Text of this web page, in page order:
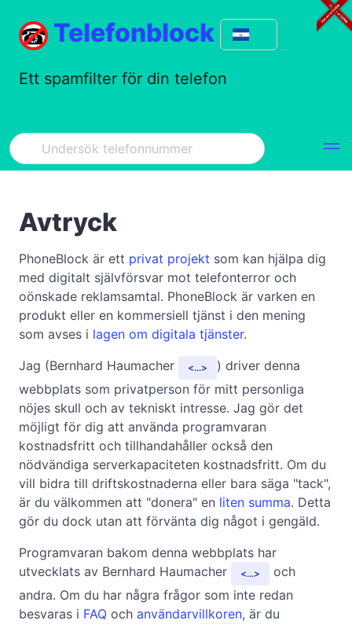
Telefonblock
Ett spamfilter för din telefon
Avtryck
PhoneBlock är ett privat projekt som kan hjälpa dig
med digitalt självförsvar mot telefonterror och
oönskade reklamsamtal. PhoneBlock är varken en
produkt eller en kommersiell tjänst i den mening
som avses i lagen om digitala tjänster.
Jag (Bernhard Haumacher
...
) driver denna
webbplats som privatperson för mitt personliga
nöjes skull och av tekniskt intresse. Jag gör det
möjligt för dig att använda programvaran
kostnadsfritt och tillhandahåller också den
nödvändiga serverkapaciteten kostnadsfritt. Om du
vill bidra till driftskostnaderna eller bara säga "tack",
är du välkommen att "donera" en liten summa. Detta
gör du dock utan att förvänta dig något i gengäld.
Programvaran bakom denna webbplats har
utvecklats av Bernhard Haumacher
...
och
andra. Om du har några frågor som inte redan
besvaras i FAQ och användarvillkoren, är du